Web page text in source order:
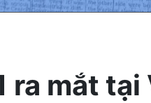
ra mắt tại